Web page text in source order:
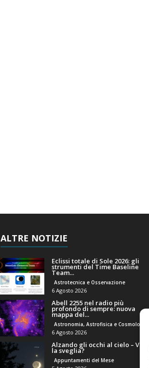
ALTRE NOTIZIE
Eclissi totale di Sole 2026: gli
strumenti del Time Baseline
Team...
Astrotecnica e Osservazione
6 Agosto 2026
Abell 2255 nel radio più
profondo di sempre: nuova
mappa del...
Astronomia, Astrofisica e Cosmologia
6 Agosto 2026
Alzando gli occhi al cielo – Vale
la sveglia?
Appuntamenti del Mese